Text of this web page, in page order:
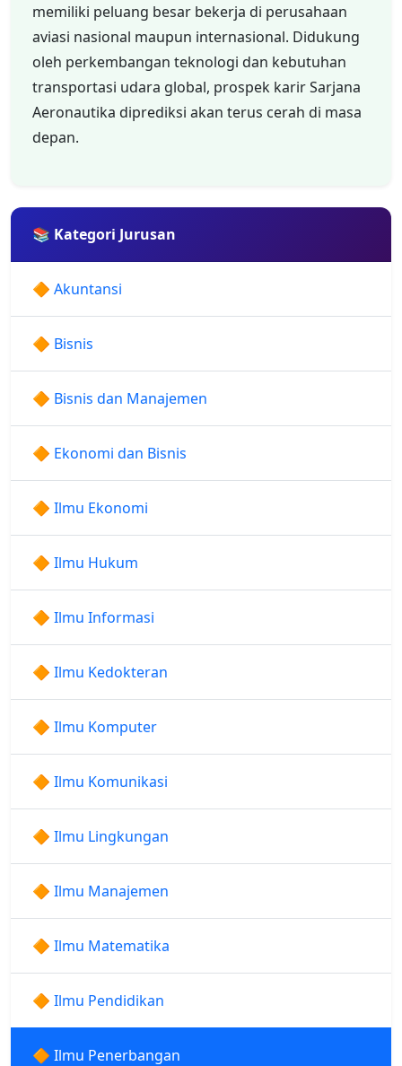
memiliki peluang besar bekerja di perusahaan
aviasi nasional maupun internasional. Didukung
oleh perkembangan teknologi dan kebutuhan
transportasi udara global, prospek karir Sarjana
Aeronautika diprediksi akan terus cerah di masa
depan.
📚 Kategori Jurusan
🔶 Akuntansi
🔶 Bisnis
🔶 Bisnis dan Manajemen
🔶 Ekonomi dan Bisnis
🔶 Ilmu Ekonomi
🔶 Ilmu Hukum
🔶 Ilmu Informasi
🔶 Ilmu Kedokteran
🔶 Ilmu Komputer
🔶 Ilmu Komunikasi
🔶 Ilmu Lingkungan
🔶 Ilmu Manajemen
🔶 Ilmu Matematika
🔶 Ilmu Pendidikan
🔶 Ilmu Penerbangan